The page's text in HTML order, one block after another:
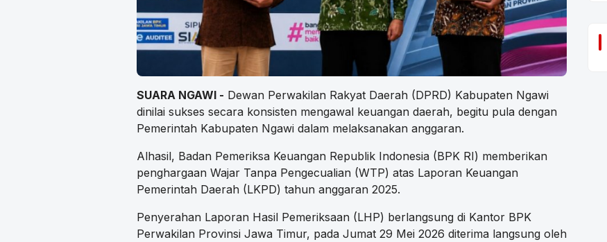
SUARA NGAWI - Dewan Perwakilan Rakyat Daerah (DPRD) Kabupaten Ngawi
dinilai sukses secara konsisten mengawal keuangan daerah, begitu pula dengan
Pemerintah Kabupaten Ngawi dalam melaksanakan anggaran.
Alhasil, Badan Pemeriksa Keuangan Republik Indonesia (BPK RI) memberikan
penghargaan Wajar Tanpa Pengecualian (WTP) atas Laporan Keuangan
Pemerintah Daerah (LKPD) tahun anggaran 2025.
Penyerahan Laporan Hasil Pemeriksaan (LHP) berlangsung di Kantor BPK
Perwakilan Provinsi Jawa Timur, pada Jumat 29 Mei 2026 diterima langsung oleh